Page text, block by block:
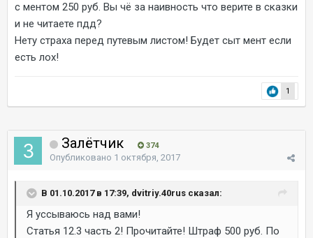
с ментом 250 руб. Вы чё за наивность что верите в сказки
и не читаете пдд?
Нету страха перед путевым листом! Будет сыт мент если
есть лох!
1
Залётчик 374
Опубликовано 1 октября, 2017
В 01.10.2017 в 17:39, dvitriy.40rus сказал:
Я уссываюсь над вами!
Статья 12.3 часть 2! Прочитайте! Штраф 500 руб. По